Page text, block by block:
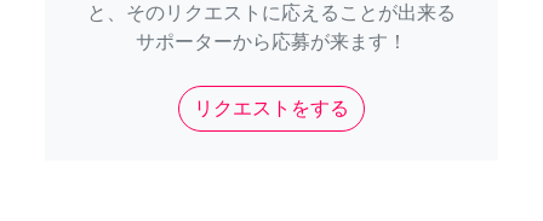
と、そのリクエストに応えることが出来る
サポーターから応募が来ます！
リクエストをする